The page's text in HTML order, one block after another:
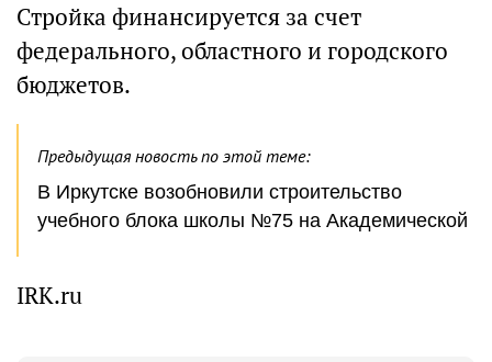
Стройка финансируется за счет
федерального, областного и городского
бюджетов.
Предыдущая новость по этой теме:
В Иркутске возобновили строительство
учебного блока школы №75 на Академической
IRK.ru